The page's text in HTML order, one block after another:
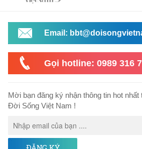
Email:
Gọi hotline: 0989 316
Mời bạn đăng ký nhận thông tin hot nhất
Đời Sống Việt Nam !